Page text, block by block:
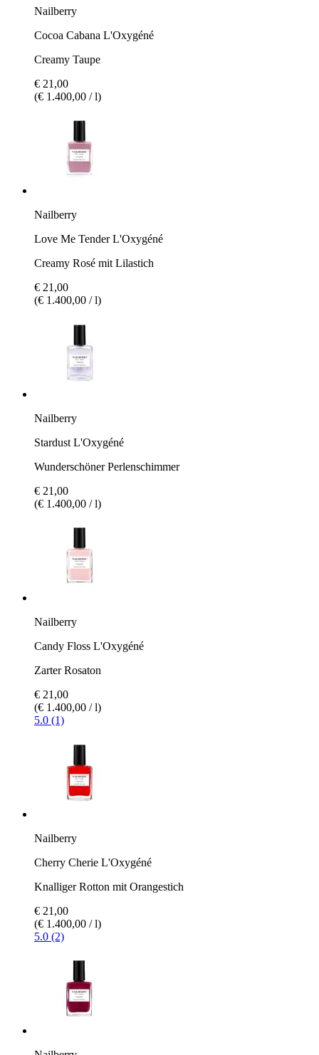
Nailberry
Cocoa Cabana L'Oxygéné
Creamy Taupe
€ 21,00
(€ 1.400,00 / l)
Nailberry
Love Me Tender L'Oxygéné
Creamy Rosé mit Lilastich
€ 21,00
(€ 1.400,00 / l)
Nailberry
Stardust L'Oxygéné
Wunderschöner Perlenschimmer
€ 21,00
(€ 1.400,00 / l)
Nailberry
Candy Floss L'Oxygéné
Zarter Rosaton
€ 21,00
(€ 1.400,00 / l)
5.0 (1)
Nailberry
Cherry Cherie L'Oxygéné
Knalliger Rotton mit Orangestich
€ 21,00
(€ 1.400,00 / l)
5.0 (2)